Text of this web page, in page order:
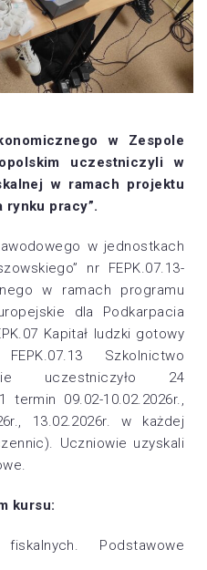
w Zespole
uczestniczyli w
w ramach projektu
rynku pracy”.
w jednostkach
nr FEPK.07.13-
w ramach programu
dla Podkarpacia
Kapitał ludzki gotowy
Szkolnictwo
uczestniczyło 24
09.02-10.02.2026r.,
13.02.2026r. w każdej
Uczniowie uzyskali
kursu:
Podstawowe